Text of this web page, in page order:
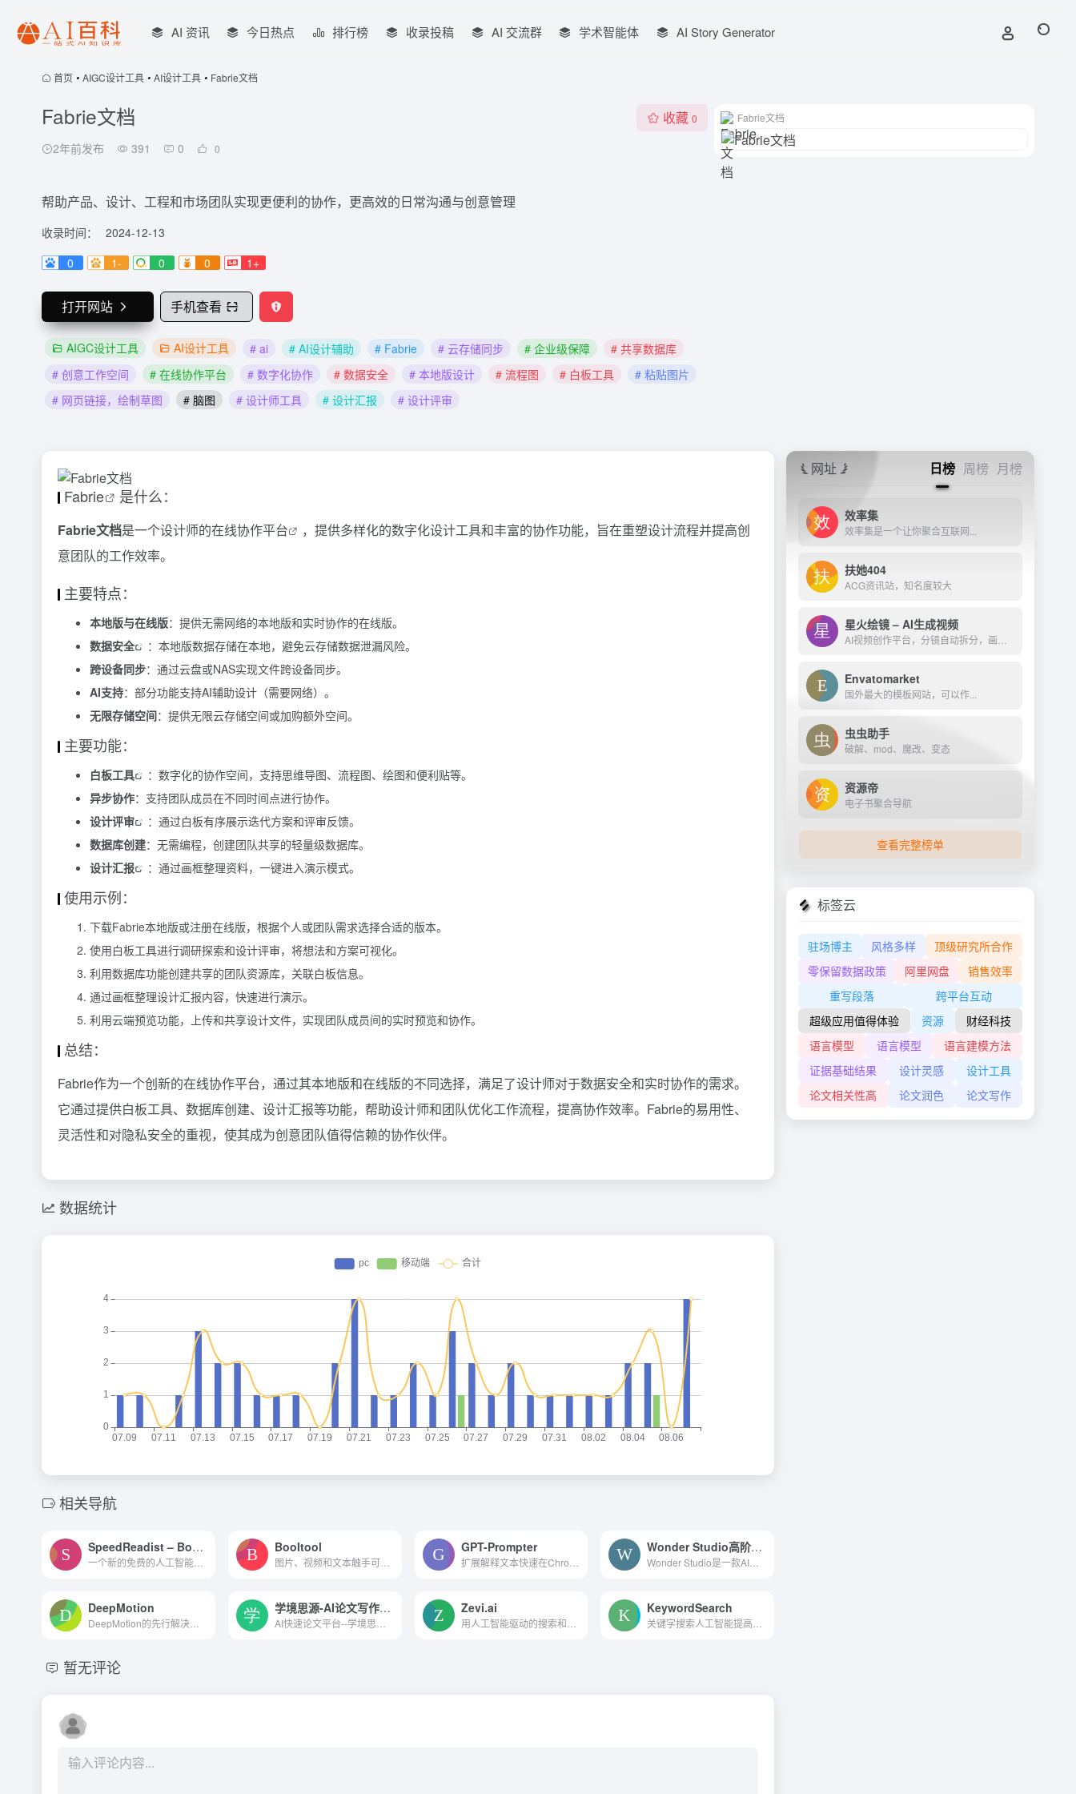
AI 资讯 今日热点 排行榜 收录投稿 AI 交流群 学术智能体 AI Story Generator
首页 • AIGC设计工具 • AI设计工具 • Fabrie文档
Fabrie文档
2年前发布 391 0 0
收藏 0
帮助产品、设计、工程和市场团队实现更便利的协作，更高效的日常沟通与创意管理
收录时间：
2024-12-13
0
1- 0 0 1+
打开网站 手机查看
AIGC设计工具 AI设计工具 # ai # AI设计辅助 # Fabrie # 云存储同步 # 企业级保障
# 共享数据库
# 创意工作空间
# 在线协作平台 # 数字化协作 # 数据安全 # 本地版设计 # 流程图 # 白板工具
# 粘贴图片
# 网页链接，绘制草图
# 脑图 # 设计师工具 # 设计汇报 # 设计评审
Fabrie文档
Fabrie 是什么：
Fabrie文档是一个设计师的在线协作平台
，提供多样化的数字化设计工具和丰富的协作功能，旨在重塑设计流程并提高创
意团队的工作效率。
主要特点：
本地版与在线版：提供无需网络的本地版和实时协作的在线版。
数据安全
：本地版数据存储在本地，避免云存储数据泄漏风险。
跨设备同步：通过云盘或NAS实现文件跨设备同步。
AI支持：部分功能支持AI辅助设计（需要网络）。
无限存储空间：提供无限云存储空间或加购额外空间。
主要功能：
白板工具
：数字化的协作空间，支持思维导图、流程图、绘图和便利贴等。
异步协作：支持团队成员在不同时间点进行协作。
设计评审
：通过白板有序展示迭代方案和评审反馈。
数据库创建：无需编程，创建团队共享的轻量级数据库。
设计汇报
：通过画框整理资料，一键进入演示模式。
使用示例：
下载Fabrie本地版或注册在线版，根据个人或团队需求选择合适的版本。
使用白板工具进行调研探索和设计评审，将想法和方案可视化。
利用数据库功能创建共享的团队资源库，关联白板信息。
通过画框整理设计汇报内容，快速进行演示。
利用云端预览功能，上传和共享设计文件，实现团队成员间的实时预览和协作。
总结：
Fabrie作为一个创新的在线协作平台，通过其本地版和在线版的不同选择，满足了设计师对于数据安全和实时协作的需求。
它通过提供白板工具、数据库创建、设计汇报等功能，帮助设计师和团队优化工作流程，提高协作效率。Fabrie的易用性、
灵活性和对隐私安全的重视，使其成为创意团队值得信赖的协作伙伴。
数据统计
相关导航
SpeedReadist – Book Summary Booltool
图片、视频和文本触手可及。
GPT-Prompter Wonder Studio高阶应用
DeepMotion 学境思源-AI论文写作平台 Zevi.ai KeywordSearch
暂无评论
网址 日榜 周榜 月榜
效率集
效率集是一个让你聚合互联网...
扶她404
ACG资讯站，知名度较大
星火绘镜 – AI生成视频
Envatomarket
国外最大的模板网站，可以作...
虫虫助手
破解、mod、魔改、变态
资源帝
电子书聚合导航
查看完整榜单
标签云
驻场博主 风格多样
顶级研究所合作
零保留数据政策
阿里网盘
销售效率
重写段落
跨平台互动
超级应用值得体验
资源
财经科技
语言模型
语言模型
语言建模方法
证据基础结果
设计灵感
设计工具
论文相关性高
论文润色 论文写作